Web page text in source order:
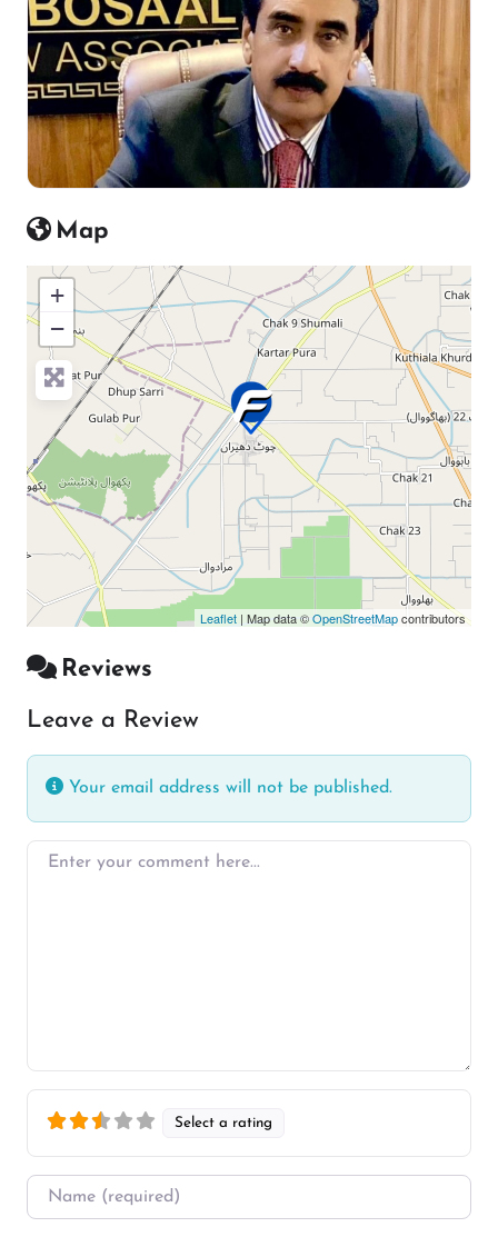
Map
+
−
Press Enter key to search
Leaflet | Map data ©OpenStreetMapcontributors
Reviews
Leave a Review
Your email address will not be published.
Enter your comment here…
Select a rating
Name